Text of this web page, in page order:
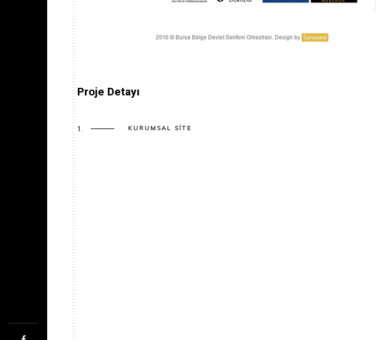
Proje Detayı
KURUMSAL SITE